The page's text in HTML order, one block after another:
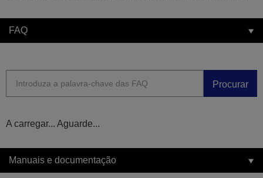
FAQ
Procurar
A carregar... Aguarde...
Manuais e documentação